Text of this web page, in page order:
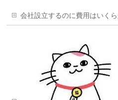
会社設立するのに費用はいく